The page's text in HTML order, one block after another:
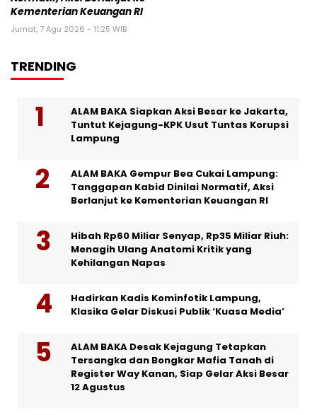
Kementerian Keuangan RI
Jumat, 7 Agu 2026 - 11:25 WIB
TRENDING
ALAM BAKA Siapkan Aksi Besar ke Jakarta,
Tuntut Kejagung-KPK Usut Tuntas Korupsi
Lampung
ALAM BAKA Gempur Bea Cukai Lampung:
Tanggapan Kabid Dinilai Normatif, Aksi
Berlanjut ke Kementerian Keuangan RI
Hibah Rp60 Miliar Senyap, Rp35 Miliar Riuh:
Menagih Ulang Anatomi Kritik yang
Kehilangan Napas
Hadirkan Kadis Kominfotik Lampung,
Klasika Gelar Diskusi Publik ‘Kuasa Media’
ALAM BAKA Desak Kejagung Tetapkan
Tersangka dan Bongkar Mafia Tanah di
Register Way Kanan, Siap Gelar Aksi Besar
12 Agustus